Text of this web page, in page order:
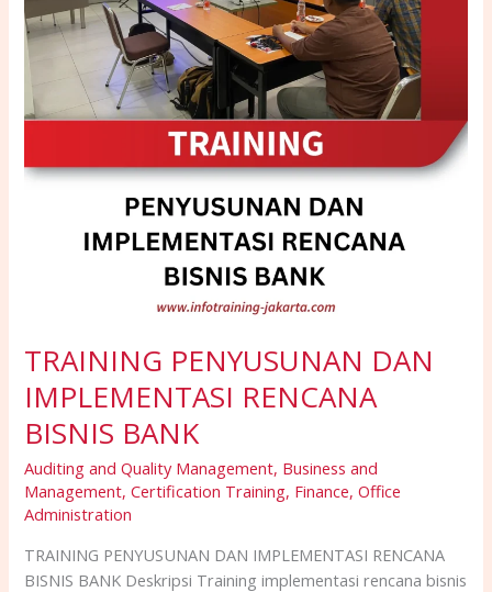
TRAINING PENYUSUNAN DAN
IMPLEMENTASI RENCANA
BISNIS BANK
Auditing and Quality Management, Business and
Management,Certification Training, Finance,Office
Administration
TRAINING PENYUSUNAN DAN IMPLEMENTASI RENCANA
BISNIS BANK Deskripsi Training implementasi rencana bisnis
BISNIS
BANK